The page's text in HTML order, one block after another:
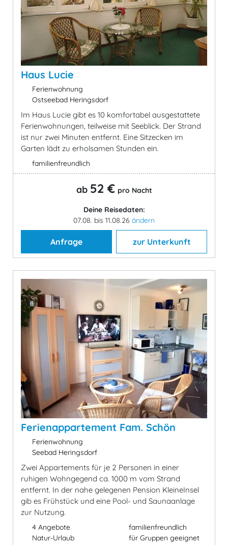
Haus Lucie
Ferienwohnung
Ostseebad Heringsdorf
Im Haus Lucie gibt es 10 komfortabel ausgestattete
Ferienwohnungen, teilweise mit Seeblick. Der Strand
ist nur zwei Minuten entfernt. Eine Sitzecken im
Garten lädt zu erholsamen Stunden ein.
familienfreundlich
ab 52 € pro Nacht
Deine Reisedaten:
07.08. bis 11.08.26 ändern
Anfrage zur Unterkunft
Ferienappartement Fam. Schön
Ferienwohnung
Seebad Heringsdorf
Zwei Appartements für je 2 Personen in einer
ruhigen Wohngegend ca. 1000 m vom Strand
entfernt. In der nahe gelegenen Pension KleineInsel
gib es Frühstück und eine Pool- und Saunaanlage
zur Nutzung.
4 Angebote
Natur-Urlaub
familienfreundlich
für Gruppen geeignet